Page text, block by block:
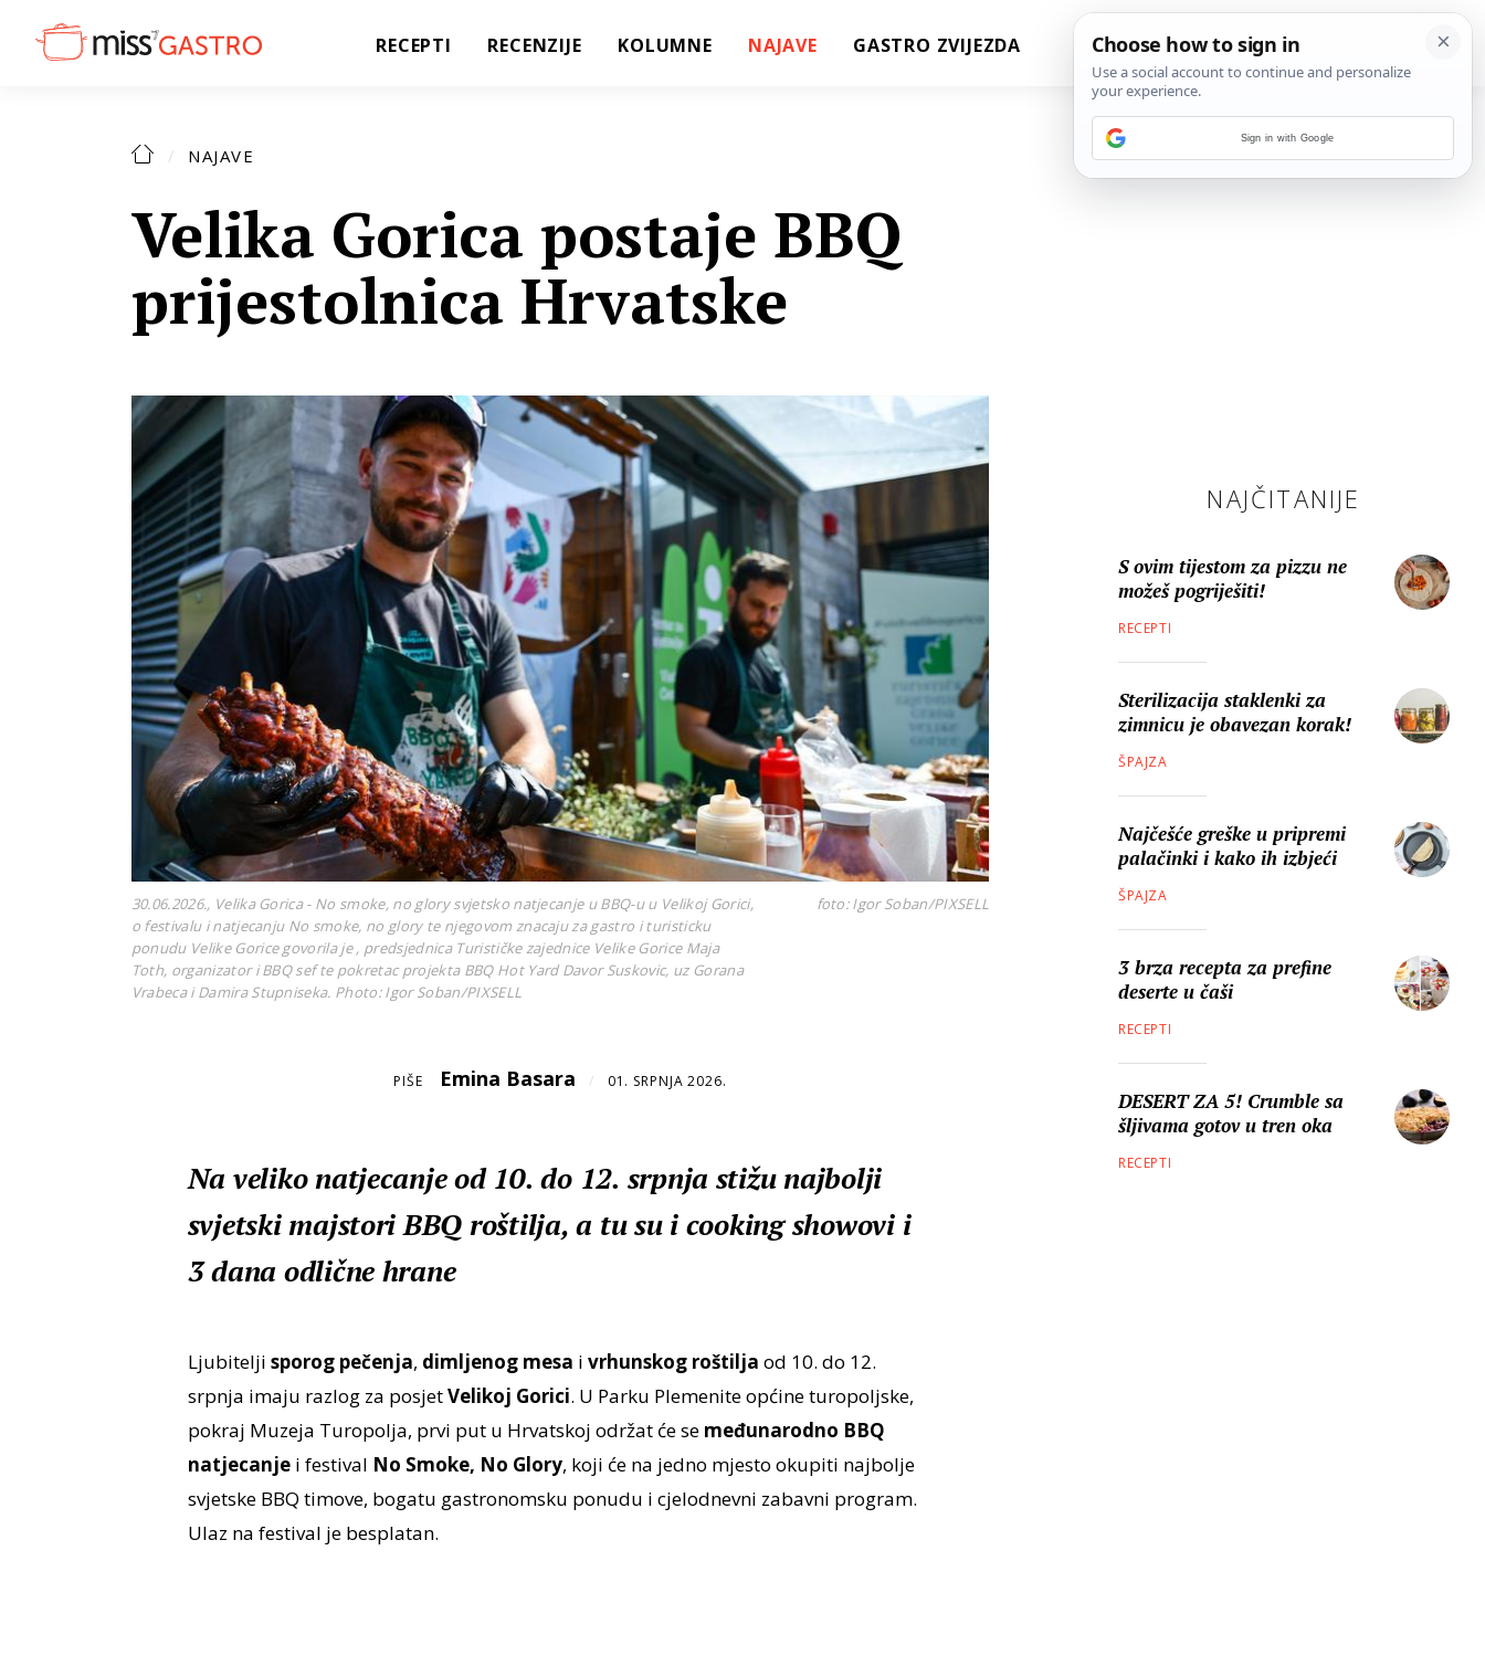
RECEPTI RECENZIJE KOLUMNE NAJAVE GASTRO ZVIJEZDA
NAJAVE
Velika Gorica postaje BBQ
prijestolnica Hrvatske
30.06.2026., Velika Gorica - No smoke, no glory svjetsko natjecanje u BBQ-u u Velikoj Gorici,
o festivalu i natjecanju No smoke, no glory te njegovom znacaju za gastro i turisticku
ponudu Velike Gorice govorila je , predsjednica Turističke zajednice Velike Gorice Maja
Toth, organizator i BBQ sef te pokretac projekta BBQ Hot Yard Davor Suskovic, uz Gorana
Vrabeca i Damira Stupniseka. Photo: Igor Soban/PIXSELL
foto: Igor Soban/PIXSELL
PIŠE Emina Basara / 01. SRPNJA 2026.
Na veliko natjecanje od 10. do 12. srpnja stižu najbolji
svjetski majstori BBQ roštilja, a tu su i cooking showovi i
3 dana odlične hrane
Ljubitelji sporog pečenja, dimljenog mesa i vrhunskog roštilja od 10. do 12.
srpnja imaju razlog za posjetVelikoj Gorici. U Parku Plemenite općine turopoljske,
pokraj Muzeja Turopolja, prvi put u Hrvatskoj održat će se međunarodno BBQ
natjecanjei festival No Smoke, No Glory, koji će na jedno mjesto okupiti najbolje
svjetske BBQ timove, bogatu gastronomsku ponudu i cjelodnevni zabavni program.
Ulaz na festival je besplatan.
NAJČITANIJE
S ovim tijestom za pizzu ne
možeš pogriješiti!
RECEPTI
Sterilizacija staklenki za
zimnicu je obavezan korak!
ŠPAJZA
Najčešće greške u pripremi
palačinki i kako ih izbjeći
ŠPAJZA
3 brza recepta za prefine
deserte u čaši
RECEPTI
DESERT ZA 5! Crumble sa
šljivama gotov u tren oka
RECEPTI
Sign in with Google